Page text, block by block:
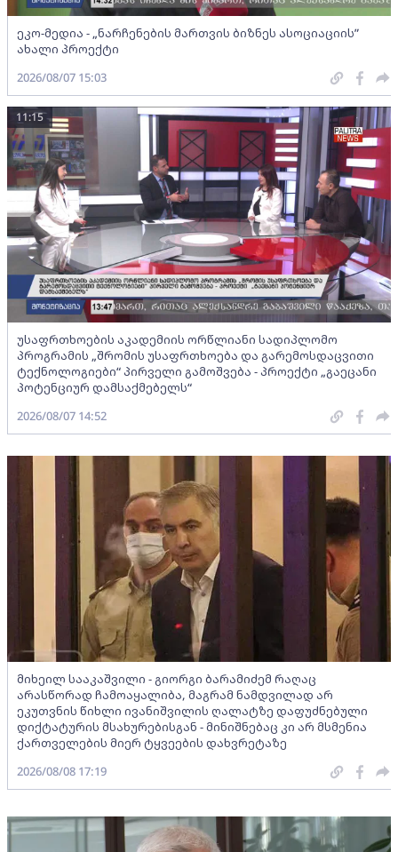
ეკო-მედია - „ნარჩენების მართვის ბიზნეს ასოციაციის”
ახალი პროექტი
2026/08/07 15:03
უსაფრთხოების აკადემიის ორწლიანი სადიპლომო
პროგრამის „შრომის უსაფრთხოება და გარემოსდაცვითი
ტექნოლოგიები“ პირველი გამოშვება - პროექტი „გაეცანი
პოტენციურ დამსაქმებელს“
11:15
2026/08/07 14:52
მიხეილ სააკაშვილი - გიორგი ბარამიძემ რაღაც
არასწორად ჩამოაყალიბა, მაგრამ ნამდვილად არ
ეკუთვნის წიხლი ივანიშვილის ღალატზე დაფუძნებული
დიქტატურის მსახურებისგან - მინიშნებაც კი არ მსმენია
ქართველების მიერ ტყვეების დახვრეტაზე
2026/08/08 17:19